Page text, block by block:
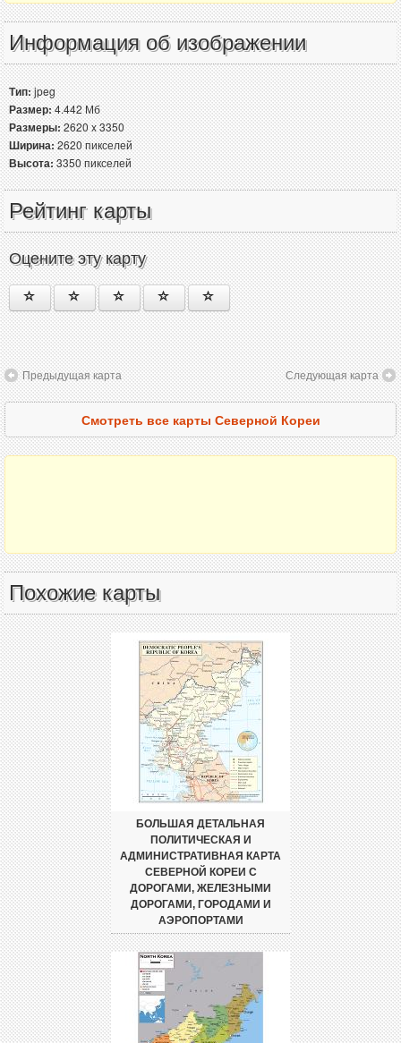
Информация об изображении
Тип:jpeg
Размер:4.442 Мб
Размеры:2620 x 3350
Ширина:2620 пикселей
Высота:3350 пикселей
Рейтинг карты
Оцените эту карту
Предыдущая карта Следующая карта
Смотреть все карты Северной Кореи
Похожие карты
БОЛЬШАЯ ДЕТАЛЬНАЯ
ПОЛИТИЧЕСКАЯ И
АДМИНИСТРАТИВНАЯ КАРТА
СЕВЕРНОЙ КОРЕИ С
ДОРОГАМИ, ЖЕЛЕЗНЫМИ
ДОРОГАМИ, ГОРОДАМИ И
АЭРОПОРТАМИ